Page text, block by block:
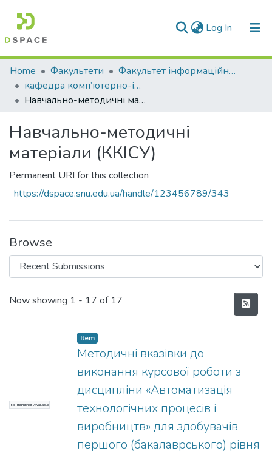
Log In (current)
Communities & Collections
All of DSpace
Home Факультети
Факультет інформаційних технологій та електроніки
кафедра комп’ютерно-інтегрованих систем управління
Навчально-методичні матеріали (ККІСУ)
Навчально-методичні
матеріали (ККІСУ)
Permanent URI for this collection
https://dspace.snu.edu.ua/handle/123456789/343
Browse
Recent Submissions
Now showing 1 - 17 of 17
No Thumbnail Available
Item
Методичні вказівки до
виконання курсової роботи з
дисципліни «Автоматизація
технологічних процесів і
виробництв» для здобувачів
першого (бакалаврського) рівня